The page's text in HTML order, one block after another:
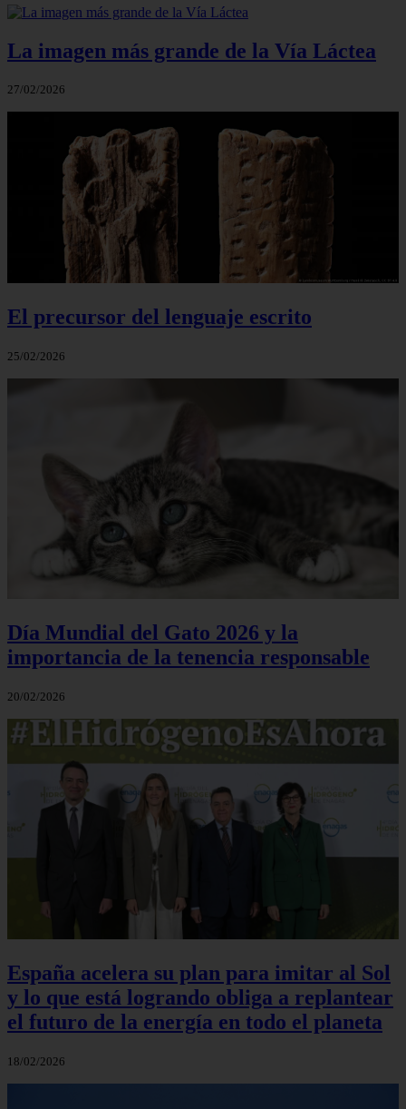
La imagen más grande de la Vía Láctea
27/02/2026
El precursor del lenguaje escrito
25/02/2026
Día Mundial del Gato 2026 y la
importancia de la tenencia responsable
20/02/2026
España acelera su plan para imitar al Sol
y lo que está logrando obliga a replantear
el futuro de la energía en todo el planeta
18/02/2026